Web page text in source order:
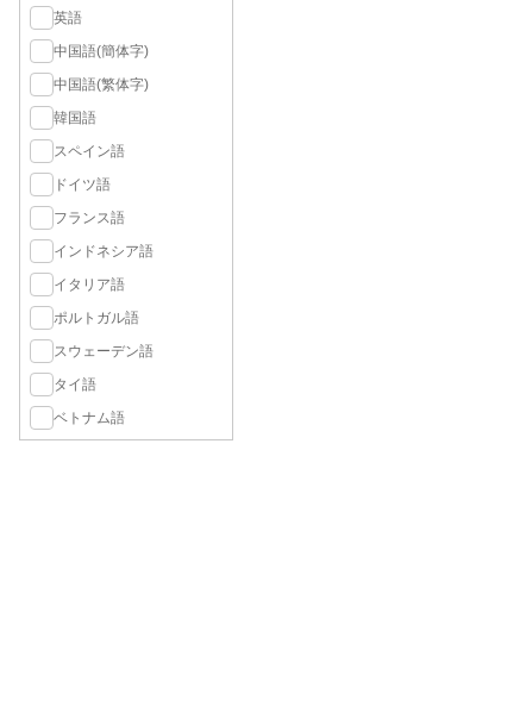
英語
中国語(簡体字)
中国語(繁体字)
韓国語
スペイン語
ドイツ語
フランス語
インドネシア語
イタリア語
ポルトガル語
スウェーデン語
タイ語
ベトナム語